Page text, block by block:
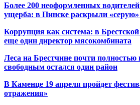
Более 200 неоформленных
ущерба: в Пинске раскрыли «серую»
Коррупция как система: в
еще один директор мясокомбината
Леса на Брестчине почти полностью
свободным остался один район
В Каменце 19 апреля пройдет
отражения»